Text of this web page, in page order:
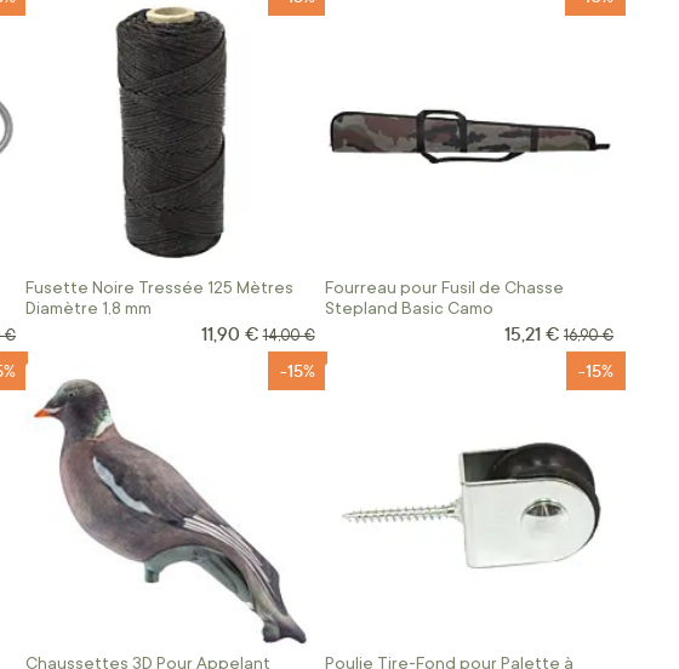
€
Fusette Noire Tressée 125 Mètres
Diamètre 1,8 mm
Prix Spécial
11,90 € Prix normal
14,00 €
Fourreau pour Fusil de Chasse
Stepland Basic Camo
Prix Spécial
15,21 € Prix normal
16,90 €
Chaussettes 3D Pour Appelant
-15%
Poulie Tire-Fond pour Palette à
-15%